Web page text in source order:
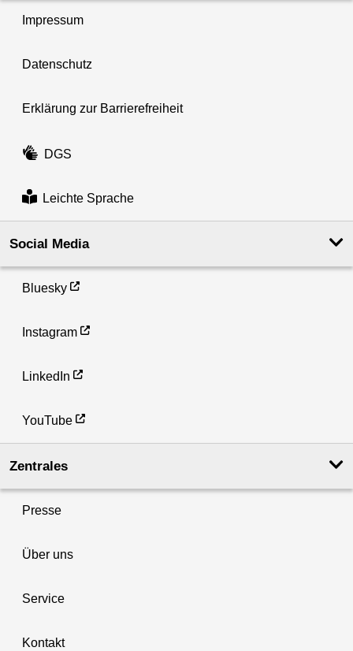
Impressum
Datenschutz
Erklärung zur Barrierefreiheit
DGS
Leichte Sprache
Social Media
Bluesky
Instagram
LinkedIn
YouTube
Zentrales
Presse
Über uns
Service
Kontakt